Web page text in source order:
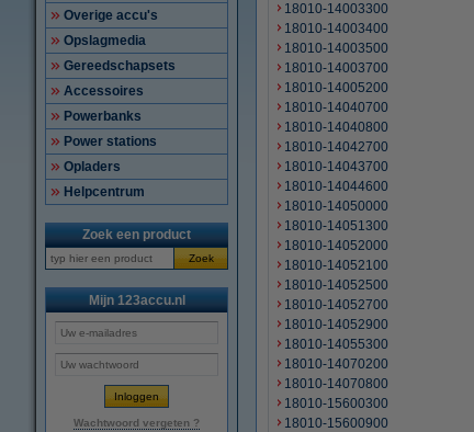
Overige accu's
Opslagmedia
Gereedschapsets
Accessoires
Powerbanks
Power stations
Opladers
Helpcentrum
Zoek een product
Zoek
Mijn 123accu.nl
Wachtwoord vergeten ?
18010-14003300
18010-14003400
18010-14003500
18010-14003700
18010-14005200
18010-14040700
18010-14040800
18010-14042700
18010-14043700
18010-14044600
18010-14050000
18010-14051300
18010-14052000
18010-14052100
18010-14052500
18010-14052700
18010-14052900
18010-14055300
18010-14070200
18010-14070800
18010-15600300
18010-15600900